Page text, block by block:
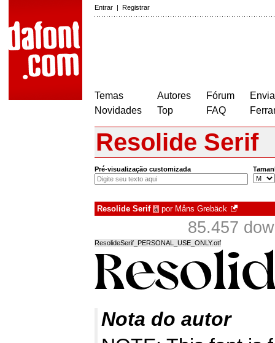
Entrar | Registrar
Temas
Novidades
Autores
Top
Fórum
FAQ
Resolide Serif
Pré-visualização customizada
Resolide Serif à por Måns Grebäck
85.457
ResolideSerif_PERSONAL_USE_ONLY.otf
Nota do autor